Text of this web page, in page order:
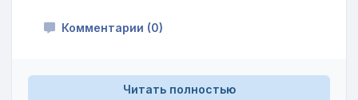
Комментарии (0)
Читать полностью